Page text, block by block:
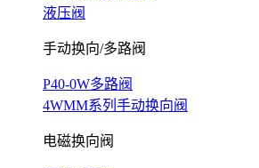
液压阀
手动换向/多路阀
P40-0W多路阀
4WMM系列手动换向阀
电磁换向阀